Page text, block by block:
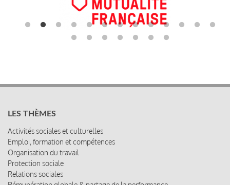
LES THÈMES
Activités sociales et culturelles
Emploi, formation et compétences
Organisation du travail
Protection sociale
Relations sociales